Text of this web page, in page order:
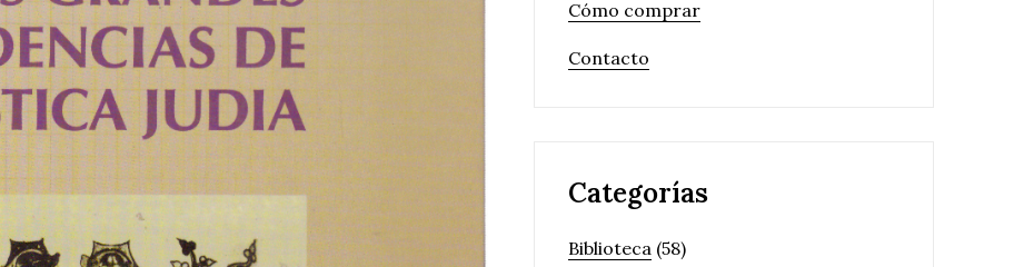
Cómo comprar
Contacto
Categorías
Biblioteca (58)